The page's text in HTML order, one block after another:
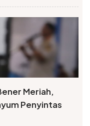
Meriah,
Penyintas